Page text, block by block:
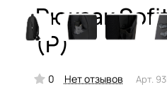
Рюкзак
(Р)
0 Нет отзывов Арт.